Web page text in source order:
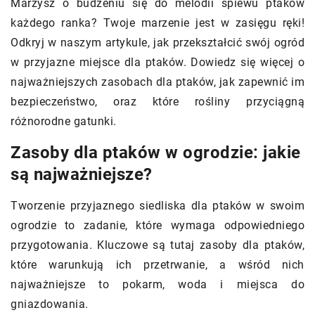
Marzysz o budzeniu się do melodii śpiewu ptaków
każdego ranka? Twoje marzenie jest w zasięgu ręki!
Odkryj w naszym artykule, jak przekształcić swój ogród
w przyjazne miejsce dla ptaków. Dowiedz się więcej o
najważniejszych zasobach dla ptaków, jak zapewnić im
bezpieczeństwo, oraz które rośliny przyciągną
różnorodne gatunki.
Zasoby dla ptaków w ogrodzie: jakie
są najważniejsze?
Tworzenie przyjaznego siedliska dla ptaków w swoim
ogrodzie to zadanie, które wymaga odpowiedniego
przygotowania. Kluczowe są tutaj zasoby dla ptaków,
które warunkują ich przetrwanie, a wśród nich
najważniejsze to pokarm, woda i miejsca do
gniazdowania.